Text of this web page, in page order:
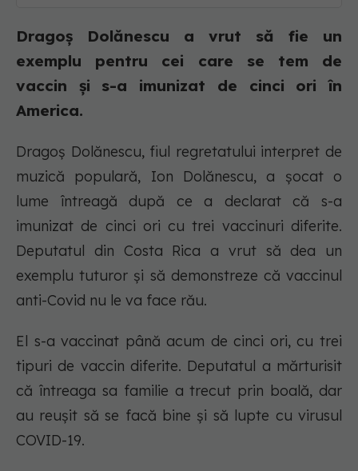
Dragoș Dolănescu a vrut să fie un
exemplu pentru cei care se tem de
vaccin și s-a imunizat de cinci ori în
America.
Dragoș Dolănescu, fiul regretatului interpret de
muzică populară, Ion Dolănescu, a șocat o
lume întreagă după ce a declarat că s-a
imunizat de cinci ori cu trei vaccinuri diferite.
Deputatul din Costa Rica a vrut să dea un
exemplu tuturor și să demonstreze că vaccinul
anti-Covid nu le va face rău.
El s-a vaccinat până acum de cinci ori, cu trei
tipuri de vaccin diferite. Deputatul a mărturisit
că întreaga sa familie a trecut prin boală, dar
au reușit să se facă bine și să lupte cu virusul
COVID-19.